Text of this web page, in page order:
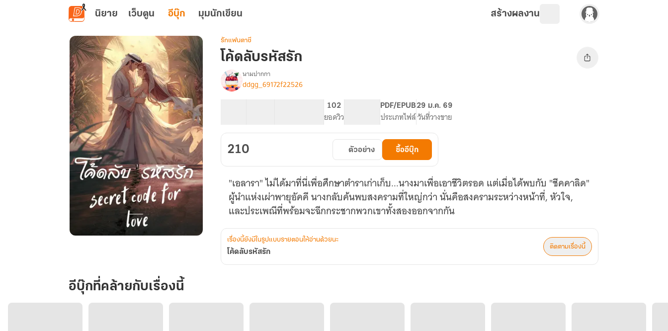
ข้ามไปยังเนื้อหาหลัก
นิยาย เว็บตูน อีบุ๊ก มุมนักเขียน สร้างผลงาน
รัก
รักแฟนตาซี
โค้ดลับรหัสรัก
เรื่อง
โค้ด
นามปากกา
ddgg_69172f22526
102
ยอดวิว
PDF/EPUB
ประเภทไฟล์
29 ม.ค. 69
วันที่วางขาย
210 ตัวอย่าง ซื้ออีบุ๊ก
"เอลารา" ไม่ได้มาที่นี่เพื่อศึกษาตำราเก่าเก็บ...นางมาเพื่อเอาชีวิตรอด แต่เมื่อได้พบกับ "ชีคคาลิด"
ผู้นำแห่งเผ่าพายุอัคคี นางกลับค้นพบสงครามที่ใหญ่กว่า นั่นคือสงครามระหว่างหน้าที่, หัวใจ,
และประเพณีที่พร้อมจะฉีกกระชากพวกเขาทั้งสองออกจากกัน
เรื่องนี้ยังมีในรูปแบบรายตอนให้อ่านด้วยนะ
โค้ดลับรหัสรัก
ติดตามเรื่องนี้
อีบุ๊กที่คล้ายกับเรื่องนี้